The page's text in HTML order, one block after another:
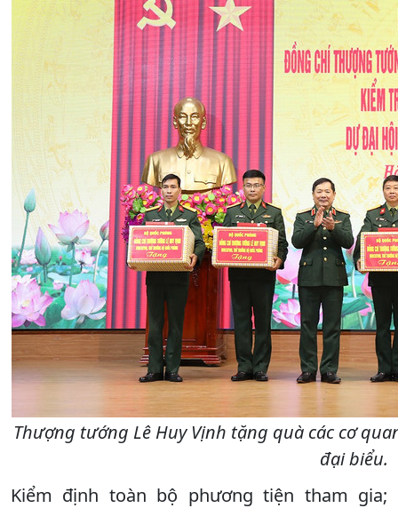
Thượng tướng Lê Huy Vịnh tặng quà các cơ
đại biểu.
Kiểm định toàn bộ phương tiện tham gia;